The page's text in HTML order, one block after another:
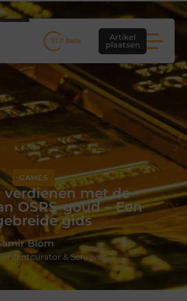
Artikel
plaatsen
GAMES
verdienen met de
OSRS-goud – Een
gids
Blom
& Schrijver